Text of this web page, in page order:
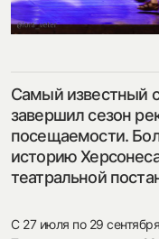
посмотреть на
смотреть
Самый известный
завершил сезон
посещаемости.
историю
театральной
С 27 июля по 29